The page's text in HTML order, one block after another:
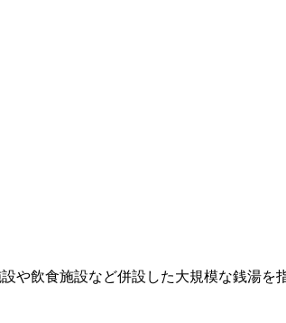
や飲食施設など併設した大規模な銭湯を